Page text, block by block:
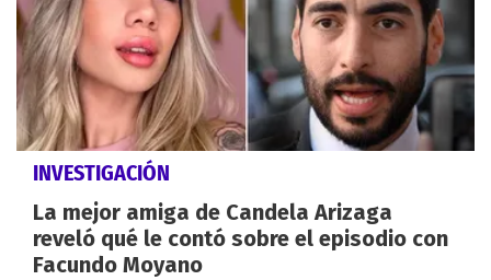
INVESTIGACIÓN
La mejor amiga de Candela Arizaga
reveló qué le contó sobre el episodio con
Facundo Moyano